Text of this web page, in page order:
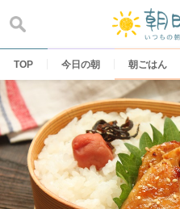
content
TOP 今日の朝 朝ごはん